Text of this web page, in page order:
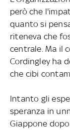
però che
quanto si
riteneva che
centrale. Ma il
Cordingley ha
che cibi
Intanto gli
speranza in
Giappone